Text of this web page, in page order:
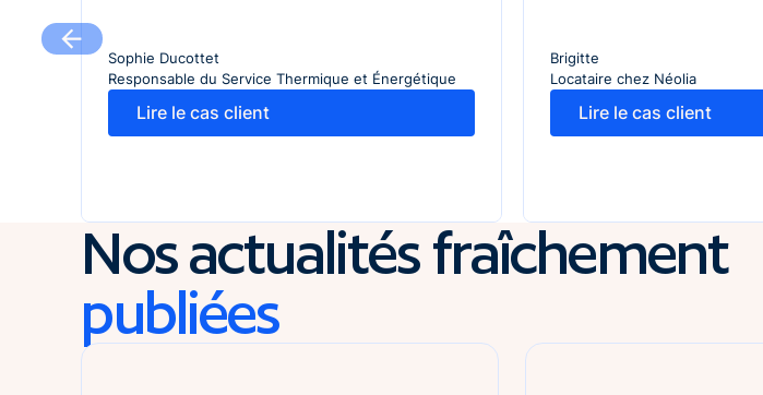
Sophie Ducottet
Responsable du Service Thermique et Énergétique
Lire le cas client
Lire le cas client
Brigitte
Locataire chez Néolia
Lire le cas client
Lire le cas client
Nos actualités fraîchement
publiées
Lire l'article Lire l'article